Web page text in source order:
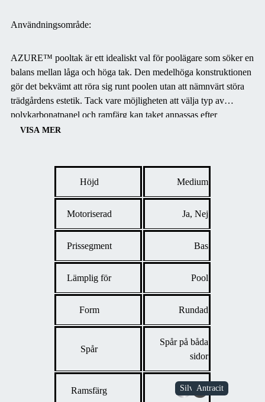
Användningsområde:
AZURE™ pooltak är ett idealiskt val för poolägare som söker en
balans mellan låga och höga tak. Den medelhöga konstruktionen
gör det bekvämt att röra sig runt poolen utan att nämnvärt störa
trädgårdens estetik. Tack vare möjligheten att välja typ av
polykarbonatpanel och ramfärg kan taket anpassas efter
individuella preferenser och behov. Förutom att skydda poolen
VISA MER
Höjd Medium
Motoriserad Ja, Nej
Prissegment Bas
Lämplig för Pool
Form Rundad
Spår
Spår på båda
sidor
Ramsfärg